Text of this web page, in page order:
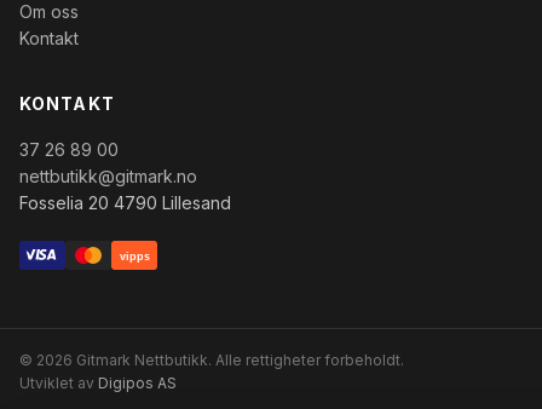
Om oss
Kontakt
KONTAKT
37 26 89 00
nettbutikk@gitmark.no
Fosselia 20 4790 Lillesand
vipps
© 2026 Gitmark Nettbutikk. Alle rettigheter forbeholdt.
Utviklet av Digipos AS